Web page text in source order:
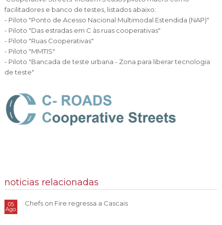
facilitadores e banco de testes, listados abaixo:
- Piloto "Ponto de Acesso Nacional Multimodal Estendida (NAP)"
- Piloto "Das estradas em C às ruas cooperativas"
- Piloto "Ruas Cooperativas"
- Piloto "MMTIS"
- Piloto "Bancada de teste urbana - Zona para liberar tecnologia
de teste"
noticias relacionadas
05
Ago
Chefs on Fire regressa a Cascais